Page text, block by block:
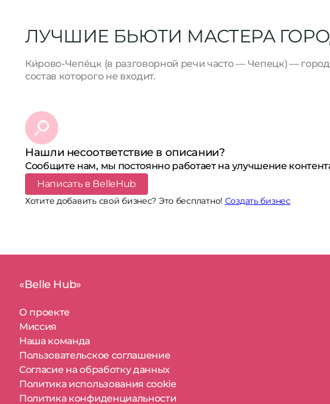
ЛУЧШИЕ БЬЮТИ МАСТЕРА
Ки́рово-Чепе́цк (в разговорной речи часто — Чепецк) —
состав которого не входит.
Нашли несоответствие в описании?
Сообщите нам, мы постоянно работает на улучшение
Написать в BelleHub
Хотите добавить свой бизнес? Это бесплатно! Создать бизнес
«Belle Hub»
О проекте
Миссия
Наша команда
Пользовательское соглашение
Согласие на обработку данных
Политика использования cookie
Политика конфиденциальности